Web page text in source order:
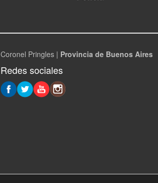
Coronel Pringles | Provincia de Buenos Aires
Redes sociales